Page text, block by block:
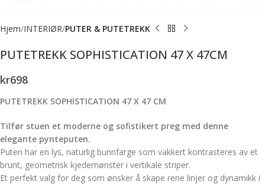
Hjem INTERIØR PUTER & PUTETREKK
PUTETREKK SOPHISTICATION 47 X 47CM
kr698
PUTETREKK SOPHISTICATION 47 X 47 CM
Tilfør stuen et moderne og sofistikert preg med denne
elegante pynteputen.
Puten har en lys, naturlig bunnfarge som vakkert kontrasteres av et
brunt, geometrisk kjedemønster i vertikale striper.
Et perfekt valg for deg som ønsker å skape rene linjer og dynamikk i